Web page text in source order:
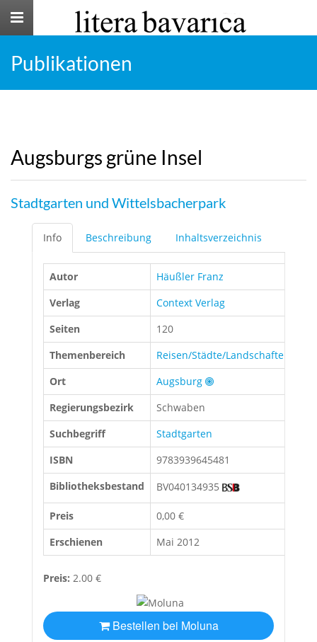
Toggle
Publikationen
Augsburgs grüne Insel
Stadtgarten und Wittelsbacherpark
Info Beschreibung Inhaltsverzeichnis
Autor
Häußler Franz
Verlag
Context Verlag
Seiten
120
Themenbereich
Reisen/Städte/Landschaften
Ort
Augsburg
Regierungsbezirk
Schwaben
Suchbegriff
Stadtgarten
ISBN
9783939645481
Bibliotheksbestand
BV040134935
Preis
0,00 €
Erschienen
Mai 2012
Preis: 2.00 €
Bestellen bei Moluna